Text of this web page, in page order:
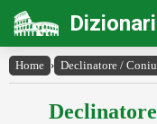
Home › Declinatore /